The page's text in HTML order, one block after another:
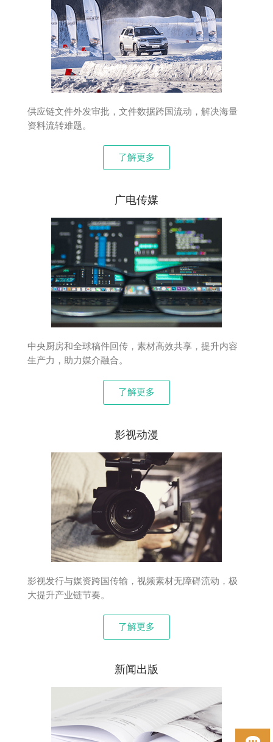
供应链文件外发审批，文件数据跨国流动，解决海量
资料流转难题。
了解更多
广电传媒
中央厨房和全球稿件回传，素材高效共享，提升内容
生产力，助力媒介融合。
了解更多
影视动漫
影视发行与媒资跨国传输，视频素材无障碍流动，极
大提升产业链节奏。
了解更多
新闻出版